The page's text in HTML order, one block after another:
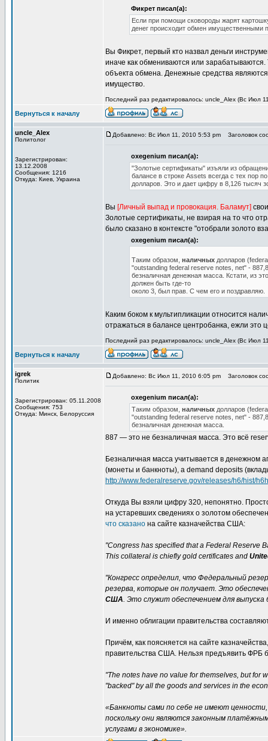
Фикрет писал(а):
Если при помощи сковороды жарят
денег происходит обмен имущественными
Вы Фикрет, первый кто назвал деньги
иначе как обмениваются или
объекта обмена. Денежные средства
имущество.
Последний раз редактировалось: uncle_Alex (Вс Июл
Вернуться к началу
uncle_Alex
Политолог
Зарегистрирован:
13.12.2008
Сообщения: 1216
Откуда: Киев, Украина
Добавлено: Вс Июл 11, 2010 5:53 pm Заголовок
oxegenium писал(а):
"Золотые сертификаты" изъяли из
балансе в строке Assets всегда с тех пор
долларов. Это и дает цифру в 8,126 тысяч
Вы [Личный выпад и провокация. Баламут]
Золотые сертификаты, не взирая на то что
было сказано в контексте "отобрали золото
oxegenium писал(а):
Таким образом, наличных долларов
"outstanding federal reserve notes, net" -
безналичная денежная масса. Кстати, из
должен быть где-то
около 3, был прав. С чем его и поздравляю.
Каким боком к мультипликации относится
отражаться в балансе центробанка, ежли это
Последний раз редактировалось: uncle_Alex (Вс Июл
Вернуться к началу
igrek
Политик
Зарегистрирован: 05.11.2008
Сообщения: 753
Откуда: Минск, Белоруссия
Добавлено: Вс Июл 11, 2010 6:05 pm Заголовок
oxegenium писал(а):
Таким образом, наличных долларов
"outstanding federal reserve notes, net" -
безналичная денежная масса.
887 — это не безналичная масса. Это всё
Безналичная масса учитывается в денежном
(монеты и банкноты), а demand deposits
http://www.federalreserve.gov/releases/h6/hist/
Откуда Вы взяли цифру 320, непонятно.
на устаревших сведениях о золотом
что сказано на сайте казначейства США:
"Congress has specified that a Federal Reserve
This collateral is chiefly gold certificates and
"Конгресс определил, что Федеральный
резерва, которые он получает. Это
США. Это служит обеспечением для выпуска
И именно облигации правительства
Причём, как поясняется на сайте
правительства США. Нельзя предъявить ФРБ
"The notes have no value for themselves, but for
"backed" by all the goods and services in the
«Банкноты сами по себе не имеют
поскольку они являются законным
услугами в экономике».